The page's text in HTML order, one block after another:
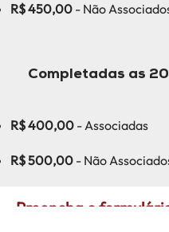
R$ 450,00 - Não
Completadas as
R$ 400,00 - Associadas
R$ 500,00 - Não
Preencha o